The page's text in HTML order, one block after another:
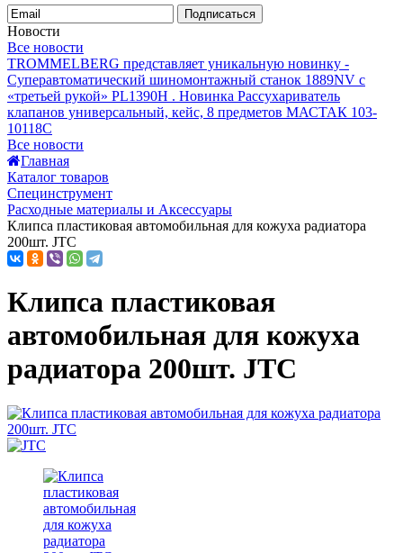
Подписаться
Новости
Все новости
TROMMELBERG представляет уникальную новинку -
Суперавтоматический шиномонтажный станок 1889NV с
«третьей рукой» PL1390H . Новинка Рассухариватель
клапанов универсальный, кейс, 8 предметов МАСТАК 103-
10118C
Все новости
Главная
Каталог товаров
Специнструмент
Расходные материалы и Аксессуары
Клипса пластиковая автомобильная для кожуха радиатора
200шт. JTC
Клипса пластиковая
автомобильная для кожуха
радиатора 200шт. JTC